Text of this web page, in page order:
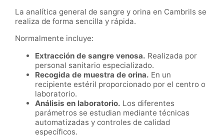
La analítica general de sangre y orina en Cambrils se
realiza de forma sencilla y rápida.
Normalmente incluye:
Extracción de sangre venosa. Realizada por
personal sanitario especializado.
Recogida de muestra de orina. En un
recipiente estéril proporcionado por el centro o
laboratorio.
Análisis en laboratorio. Los diferentes
parámetros se estudian mediante técnicas
automatizadas y controles de calidad
específicos.